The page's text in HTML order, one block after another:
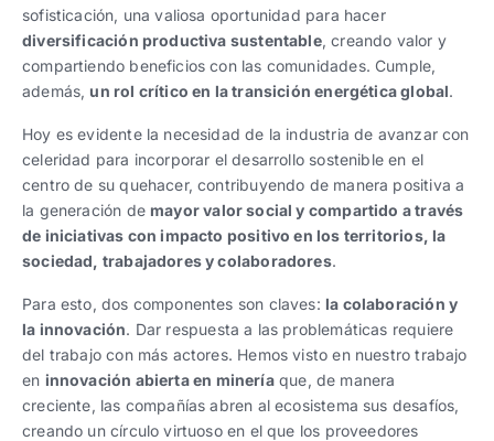
sofisticación, una valiosa oportunidad para hacer
diversificación productiva sustentable, creando valor y
compartiendo beneficios con las comunidades. Cumple,
además, un rol crítico en la transición energética global.
Hoy es evidente la necesidad de la industria de avanzar con
celeridad para incorporar el desarrollo sostenible en el
centro de su quehacer, contribuyendo de manera positiva a
la generación de mayor valor social y compartido a través
de iniciativas con impacto positivo en los territorios, la
sociedad, trabajadores y colaboradores.
Para esto, dos componentes son claves: la colaboración y
la innovación. Dar respuesta a las problemáticas requiere
del trabajo con más actores. Hemos visto en nuestro trabajo
en innovación abierta en mineríaque, de manera
creciente, las compañías abren al ecosistema sus desafíos,
creando un círculo virtuoso en el que los proveedores